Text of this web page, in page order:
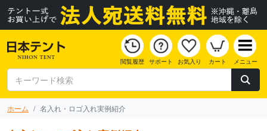
閲覧履歴 サポート お気入り カート メニュー
ホーム 名入れ・ロゴ入れ実例紹介